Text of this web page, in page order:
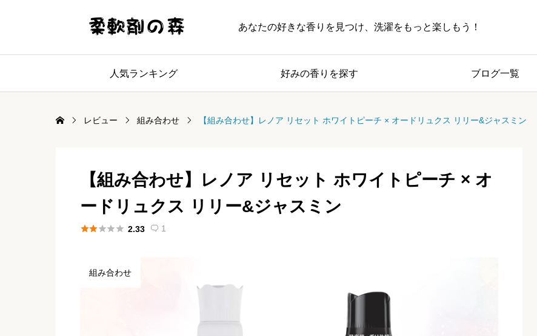
あなたの好きな香りを見つけ、洗濯をもっと楽しもう！
人気ランキング 好みの香りを探す ブログ一覧
レビュー 組み合わせ 【組み合わせ】レノア リセット ホワイトピーチ × オードリュクス リリー&ジャスミン
【組み合わせ】レノア リセット ホワイトピーチ × オ
ードリュクス リリー&ジャスミン
 2.33  1
組み合わせ